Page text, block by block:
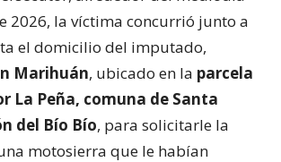
2026, la víctima concurrió junto a
el domicilio del imputado,
Marihuán, ubicado en la parcela
La Peña, comuna de Santa
del Bío Bío, para solicitarle la
motosierra que le habían